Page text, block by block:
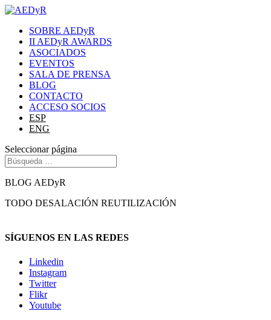
SOBRE AEDyR
II AEDyR AWARDS
ASOCIADOS
EVENTOS
SALA DE PRENSA
BLOG
CONTACTO
ACCESO SOCIOS
ESP
ENG
Seleccionar página
BLOG AEDyR
TODO DESALACIÓN REUTILIZACIÓN
SÍGUENOS EN LAS REDES
Linkedin
Instagram
Twitter
Flikr
Youtube